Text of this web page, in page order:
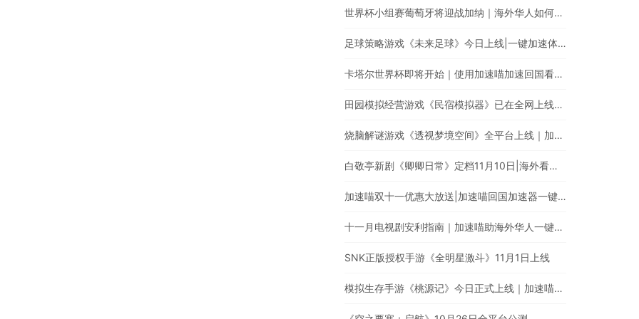
世界杯小组赛葡萄牙将迎战加纳｜海外华人如何在央视频观看C罗首秀直播？
足球策略游戏《未来足球》今日上线|一键加速体验足球巨星高能瞬间
卡塔尔世界杯即将开始｜使用加速喵加速回国看中文体育直播
田园模拟经营游戏《民宿模拟器》已在全网上线｜使用加速喵一键加速国服手游
烧脑解谜游戏《透视梦境空间》全平台上线｜加速喵一键加速国服游戏
白敬亭新剧《卿卿日常》定档11月10日|海外看爱奇艺电视剧有地区限制怎么办?
加速喵双十一优惠大放送|加速喵回国加速器一键加速翻墙回国
十一月电视剧安利指南｜加速喵助海外华人一键穿梭翻墙回国追剧
SNK正版授权手游《全明星激斗》11月1日上线
模拟生存手游《桃源记》今日正式上线｜加速喵加速国服游戏全网最快